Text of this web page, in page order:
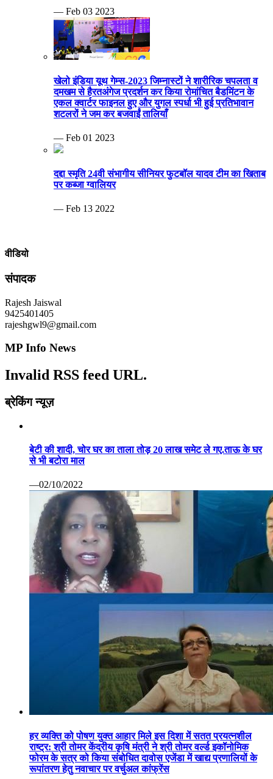
— Feb 03 2023
खेलो इंडिया यूथ गेम्स-2023 जिम्नास्टों ने शारीरिक चपलता व
दमखम से हैरतअंगेज प्रदर्शन कर किया रोमांचित बैडमिंटन के
एकल क्वार्टर फाइनल हुए और युगल स्पर्धा भी हुई प्रतिभावान
शटलरों ने जम कर बजवाईं तालियाँ
— Feb 01 2023
दद्दा स्मृति 24वी संभागीय सीनियर फुटबॉल यादव टीम का खिताब
पर कब्जा ग्वालियर
— Feb 13 2022
वीडियो
संपादक
Rajesh Jaiswal
9425401405
rajeshgwl9@gmail.com
MP Info News
Invalid RSS feed URL.
ब्रेकिंग न्यूज़
बेटी की शादी, चोर घर का ताला तोड़ 20 लाख समेट ले गए.ताऊ के घर
से भी बटोरा माल
—02/10/2022
हर व्यक्ति को पोषण युक्त आहार मिले इस दिशा में सतत प्रयत्नशील
राष्ट्र: श्री तोमर केंद्रीय कृषि मंत्री ने श्री तोमर वर्ल्ड इकॉनोमिक
फोरम के सत्र को किया संबोधित दावोस एजेंडा में खाद्य प्रणालियों के
रूपांतरण हेतु नवाचार पर वर्चुअल कांफ्रेंस